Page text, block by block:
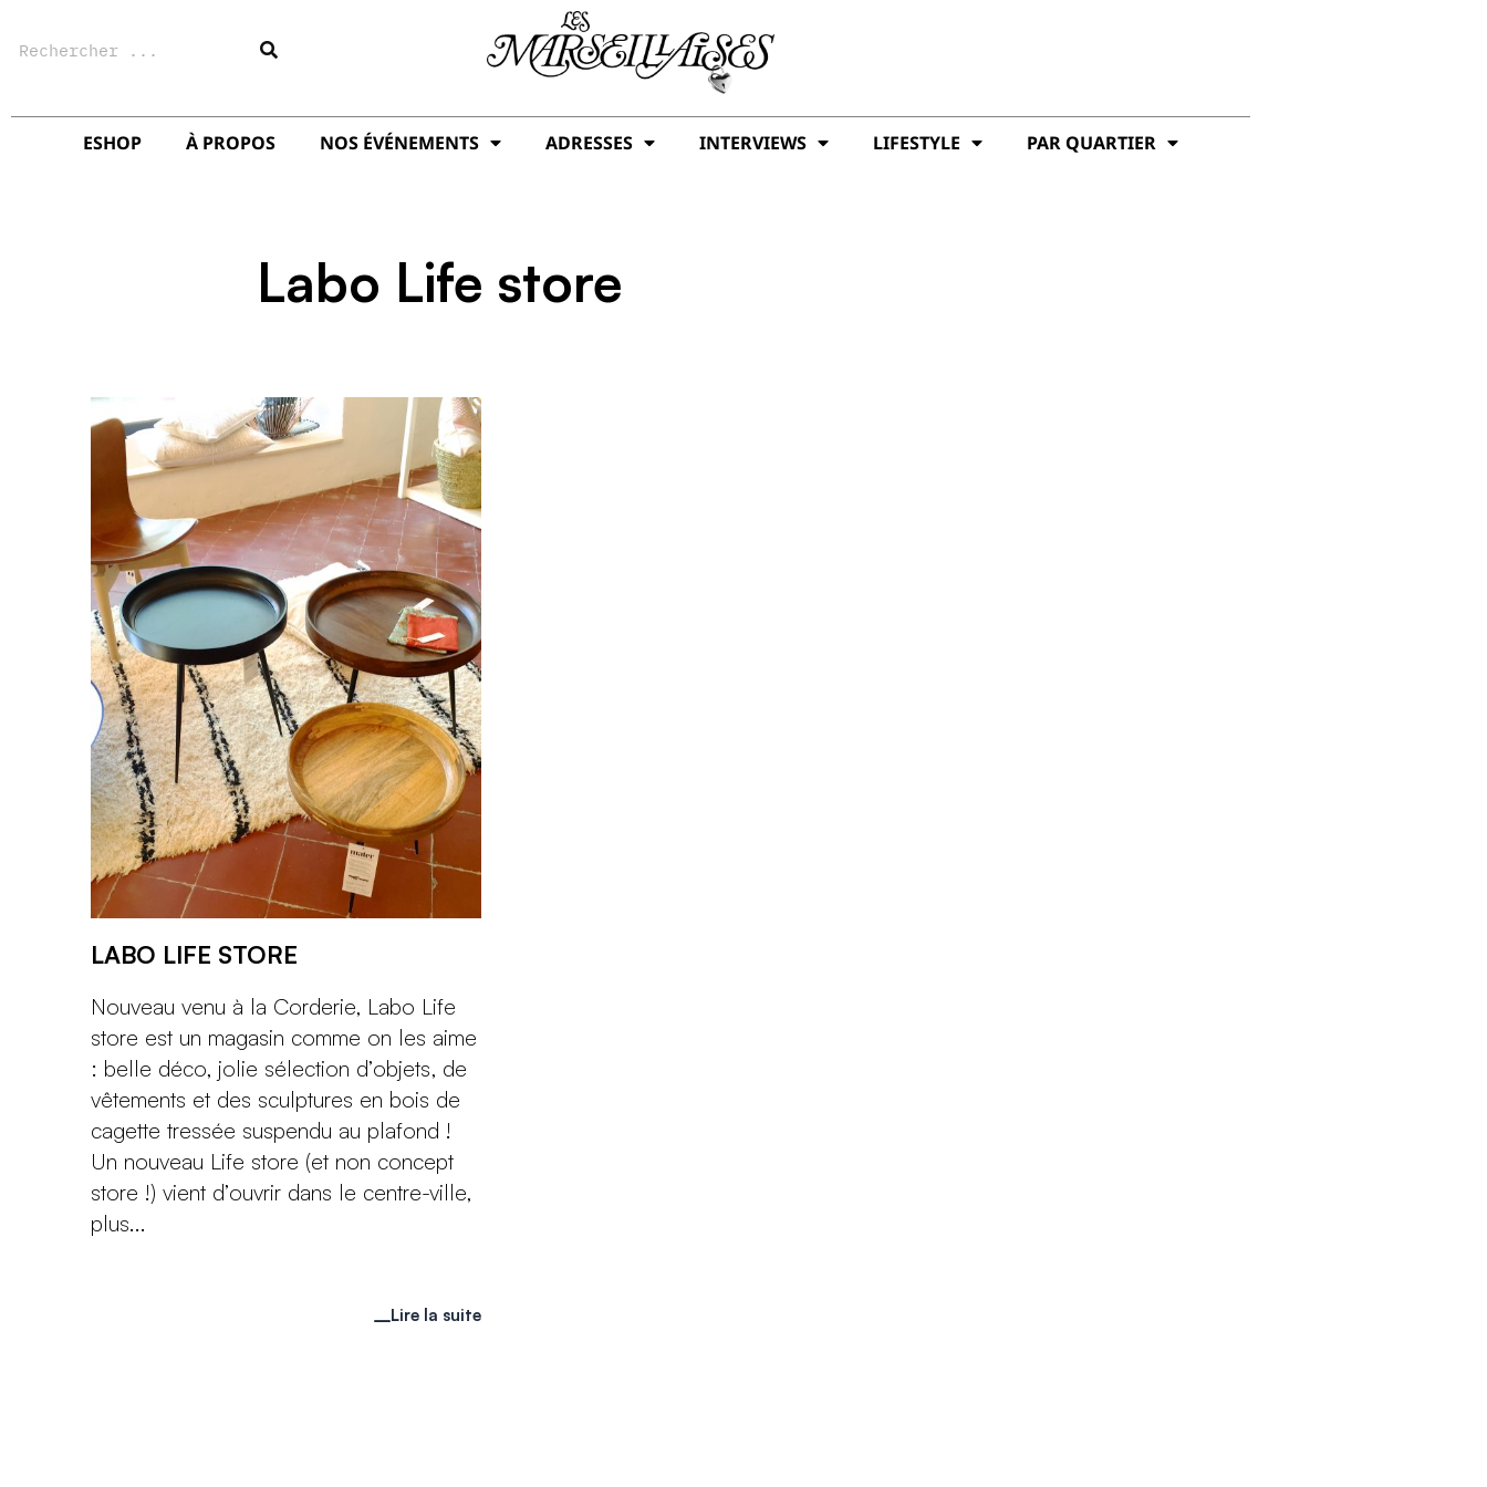
ESHOP À PROPOS NOS ÉVÉNEMENTS ADRESSES INTERVIEWS LIFESTYLE PAR QUARTIER
Labo Life store
LABO LIFE STORE
Nouveau venu à la Corderie, Labo Life
store est un magasin comme on les aime
: belle déco, jolie sélection d’objets, de
vêtements et des sculptures en bois de
cagette tressée suspendu au plafond !
Un nouveau Life store (et non concept
store !) vient d’ouvrir dans le centre-ville,
plus...
Lire la suite